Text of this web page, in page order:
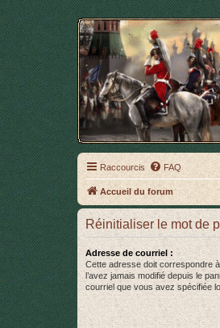
Raccourcis FAQ
Accueil du forum
Réinitialiser le mot de
Adresse de courriel :
Cette adresse doit correspondre
l’avez jamais modifié depuis le
courriel que vous avez spécifiée